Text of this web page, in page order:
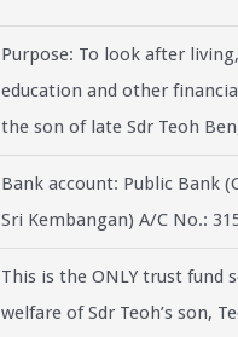
Purpose: To look after
education and other
the son of late Sdr Teoh
Bank account: Public Bank
Sri Kembangan) A/C No.:
This is the ONLY trust fund
welfare of Sdr Teoh’s son,